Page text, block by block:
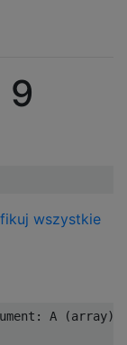
9
wszystkie
A (array)